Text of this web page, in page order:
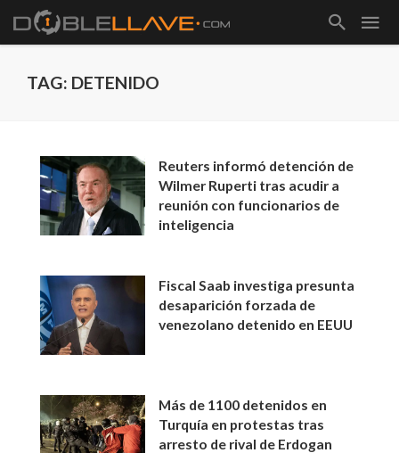
TAG: DETENIDO
Reuters informó detención de
Wilmer Ruperti tras acudir a
reunión con funcionarios de
inteligencia
Fiscal Saab investiga presunta
desaparición forzada de
venezolano detenido en EEUU
Más de 1100 detenidos en
Turquía en protestas tras
arresto de rival de Erdogan